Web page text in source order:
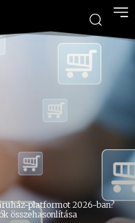
platformot 2026-ban?
összehasonlítása